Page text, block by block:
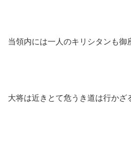
当領内には一人のキリシタンも御
大将は近きとて危うき道は行かざ